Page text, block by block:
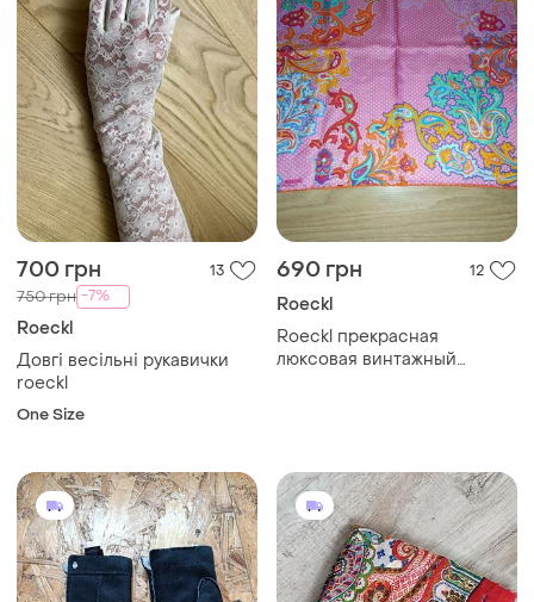
700 грн 13
750 грн -7%
Roeckl
Довгі весільні рукавички
roeckl
One Size
690 грн 12
Roeckl
Roeckl прекрасная
люксовая винтажный